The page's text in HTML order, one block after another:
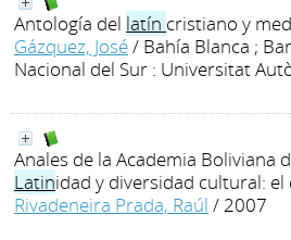
Antología del latín cristiano y
Gázquez, José/ Bahía Blanca ;
Nacional del Sur : Universitat
Anales de la Academia Boliviana
Latinidad y diversidad cultural: el
Rivadeneira Prada, Raúl / 2007